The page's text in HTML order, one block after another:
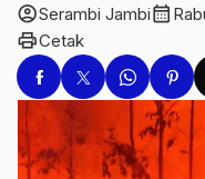
account_circleSerambi Jambicalendar_month
printCetak